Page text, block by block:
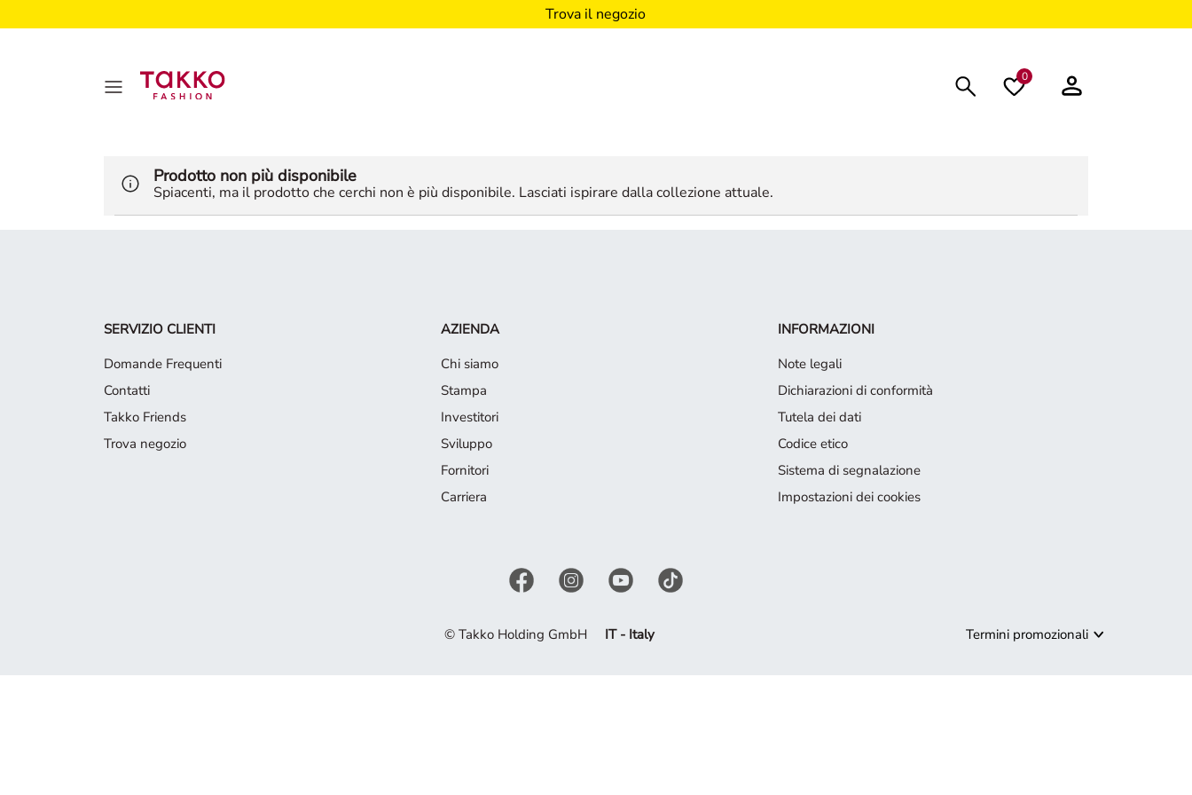
Trova il negozio
0
Prodotto non più disponibile
Spiacenti, ma il prodotto che cerchi non è più disponibile. Lasciati ispirare dalla collezione attuale.
SERVIZIO CLIENTI
Domande Frequenti
Contatti
Takko Friends
Trova negozio
AZIENDA
Chi siamo
Stampa
Investitori
Sviluppo
Fornitori
Carriera
INFORMAZIONI
Note legali
Dichiarazioni di conformità
Tutela dei dati
Codice etico
Sistema di segnalazione
Impostazioni dei cookies
© Takko Holding GmbH IT - Italy Termini promozionali